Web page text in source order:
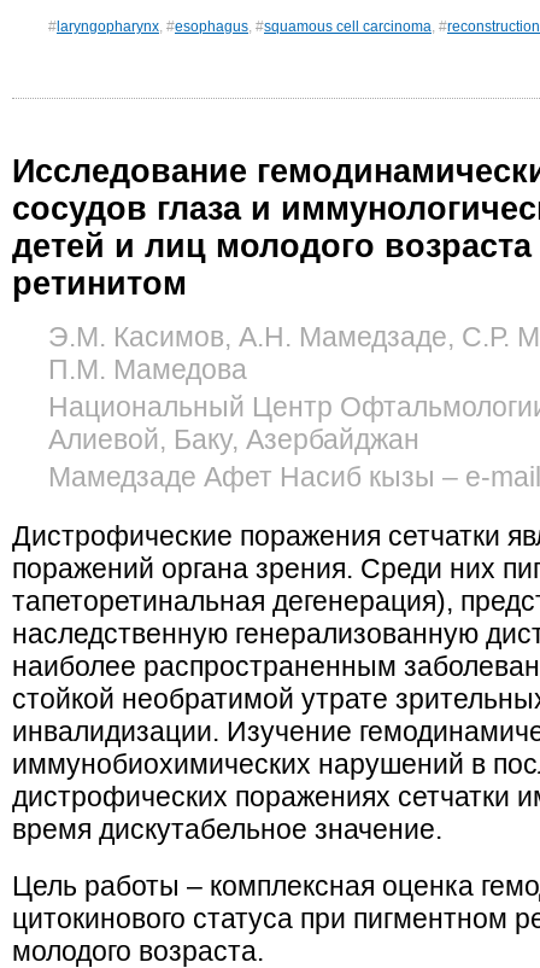
# laryngopharynx, #esophagus, #squamous cell carcinoma, #reconstruction
Исследование
сосудов глаза и
детей и лиц молодого
ретинитом
Э.М. Касимов, А.Н. Мамедзаде, С.Р.
П.М. Мамедова
Национальный Центр
Алиевой, Баку, Азербайджан
Мамедзаде Афет Насиб кызы – e-
Дистрофические поражения сетчатки
поражений органа зрения. Среди них
тапеторетинальная дегенерация),
наследственную генерализованную
наиболее распространенным
стойкой необратимой утрате
инвалидизации. Изучение
иммунобиохимических нарушений в
дистрофических поражениях сетчатки
время дискутабельное значение.
Цель работы – комплексная оценка
цитокинового статуса при пигментном
молодого возраста.